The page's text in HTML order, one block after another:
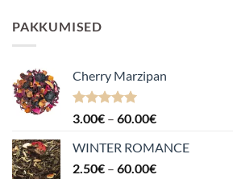
PAKKUMISED
Cherry Marzipan
Hinnanguga
3.00€ – 60.00€Hinnavahemik:
kuni
60.00€
WINTER ROMANCE
2.50€ – 60.00€Hinnavahemik: